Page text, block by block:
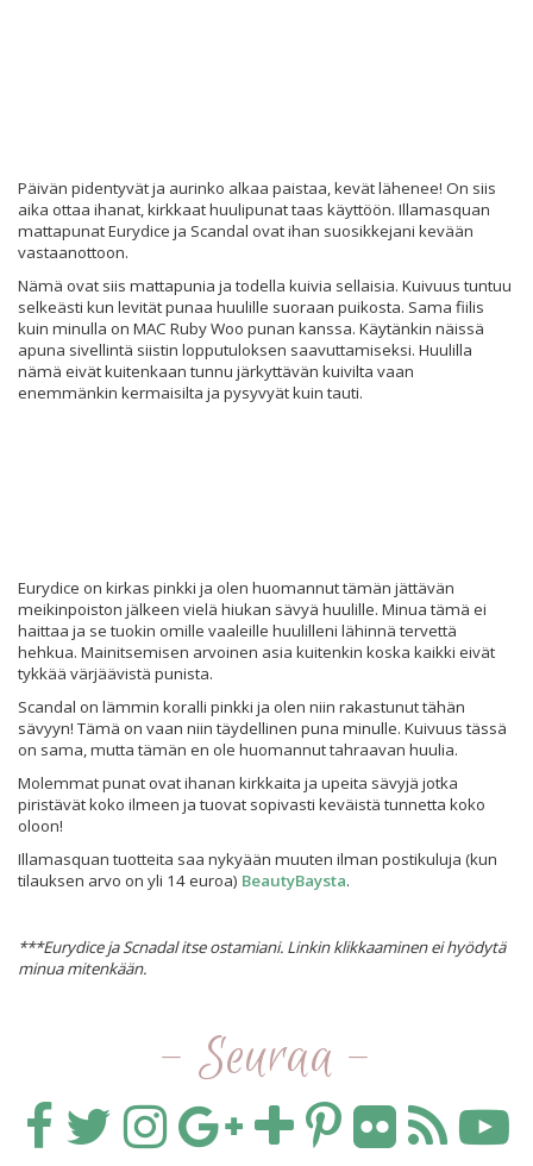
Päivän pidentyvät ja aurinko alkaa paistaa, kevät lähenee! On siis
aika ottaa ihanat, kirkkaat huulipunat taas käyttöön. Illamasquan
mattapunat Eurydice ja Scandal ovat ihan suosikkejani kevään
vastaanottoon.
Nämä ovat siis mattapunia ja todella kuivia sellaisia. Kuivuus tuntuu
selkeästi kun levität punaa huulille suoraan puikosta. Sama fiilis
kuin minulla on MAC Ruby Woo punan kanssa. Käytänkin näissä
apuna sivellintä siistin lopputuloksen saavuttamiseksi. Huulilla
nämä eivät kuitenkaan tunnu järkyttävän kuivilta vaan
enemmänkin kermaisilta ja pysyvyät kuin tauti.
Eurydice on kirkas pinkki ja olen huomannut tämän jättävän
meikinpoiston jälkeen vielä hiukan sävyä huulille. Minua tämä ei
haittaa ja se tuokin omille vaaleille huulilleni lähinnä tervettä
hehkua. Mainitsemisen arvoinen asia kuitenkin koska kaikki eivät
tykkää värjäävistä punista.
Scandal on lämmin koralli pinkki ja olen niin rakastunut tähän
sävyyn! Tämä on vaan niin täydellinen puna minulle. Kuivuus tässä
on sama, mutta tämän en ole huomannut tahraavan huulia.
Molemmat punat ovat ihanan kirkkaita ja upeita sävyjä jotka
piristävät koko ilmeen ja tuovat sopivasti keväistä tunnetta koko
oloon!
Illamasquan tuotteita saa nykyään muuten ilman postikuluja (kun
tilauksen arvo on yli 14 euroa) BeautyBaysta.
***Eurydice ja Scnadal itse ostamiani. Linkin klikkaaminen ei hyödytä
minua mitenkään.
- Seuraa -